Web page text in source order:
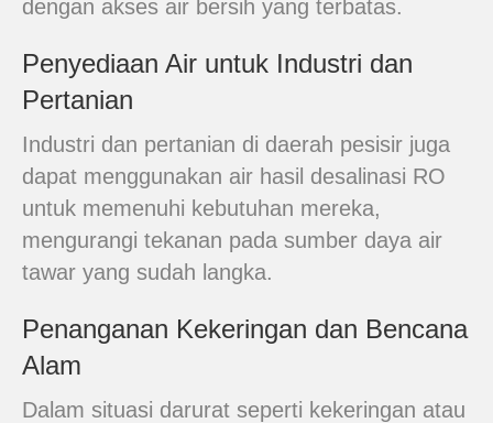
dengan akses air bersih yang terbatas.
Penyediaan Air untuk Industri dan
Pertanian
Industri dan pertanian di daerah pesisir juga
dapat menggunakan air hasil desalinasi RO
untuk memenuhi kebutuhan mereka,
mengurangi tekanan pada sumber daya air
tawar yang sudah langka.
Penanganan Kekeringan dan Bencana
Alam
Dalam situasi darurat seperti kekeringan atau